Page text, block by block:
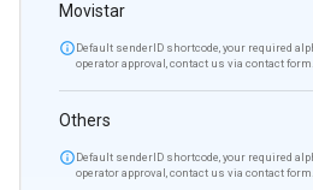
Movistar
Default senderID shortcode, your required
operator approval, contact us via contact
Others
Default senderID shortcode, your required
operator approval, contact us via contact